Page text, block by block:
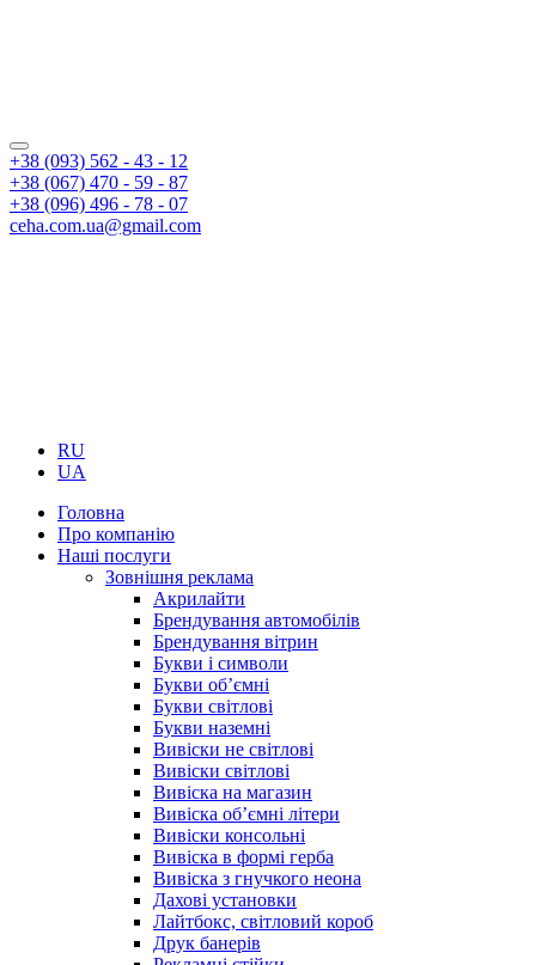
+38 (093) 562 - 43 - 12
+38 (067) 470 - 59 - 87
+38 (096) 496 - 78 - 07
ceha.com.ua@gmail.com
RU
UA
Головна
Про компанію
Наші послуги
Зовнішня реклама
Акрилайти
Брендування автомобілів
Брендування вітрин
Букви і символи
Букви об’ємні
Букви світлові
Букви наземні
Вивіски не світлові
Вивіски світлові
Вивіска на магазин
Вивіска об’ємні літери
Вивіски консольні
Вивіска в формі герба
Вивіска з гнучкого неона
Дахові установки
Лайтбокс, світловий короб
Друк банерів